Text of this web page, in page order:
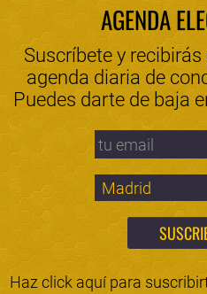
AGENDA
Suscríbete y
agenda diaria de
Puedes darte de baja
Haz click aquí para